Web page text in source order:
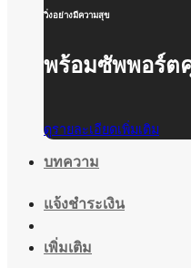
วิ่งอย่างมีความสุข
พร้อมซัพพอร์ต
ดูรายละเอียดเพิ่มเติม
บทความ
แจ้งชำระเงิน
เพิ่มเติม